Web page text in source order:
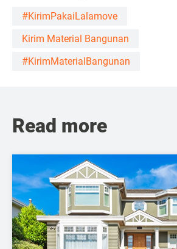
#KirimPakaiLalamove
Kirim Material Bangunan
#KirimMaterialBangunan
Read more